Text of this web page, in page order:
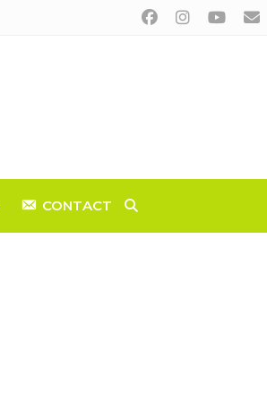
CONTACT TOGGLE